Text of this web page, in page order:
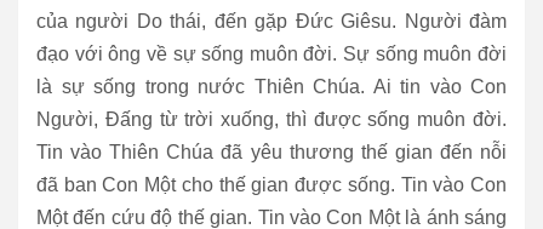
của người Do thái, đến gặp Đức Giêsu. Người đàm
đạo với ông về sự sống muôn đời. Sự sống muôn đời
là sự sống trong nước Thiên Chúa. Ai tin vào Con
Người, Đấng từ trời xuống, thì được sống muôn đời.
Tin vào Thiên Chúa đã yêu thương thế gian đến nỗi
đã ban Con Một cho thế gian được sống. Tin vào Con
Một đến cứu độ thế gian. Tin vào Con Một là ánh sáng